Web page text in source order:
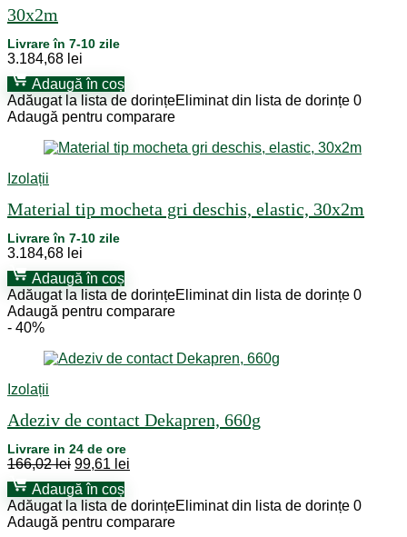
30x2m
Livrare în 7-10 zile
3.184,68 lei
Adaugă în coș
Adăugat la lista de dorințeEliminat din lista de dorințe 0
Adaugă pentru comparare
Izolații
Material tip mocheta gri deschis, elastic, 30x2m
Livrare în 7-10 zile
3.184,68 lei
Adaugă în coș
Adăugat la lista de dorințeEliminat din lista de dorințe 0
Adaugă pentru comparare
- 40%
Izolații
Adeziv de contact Dekapren, 660g
Livrare in 24 de ore
166,02lei Prețul
inițial
a
fost:
166,02 lei.
99,61 lei
99,61 lei.
Adaugă în coș
Adăugat la lista de dorințeEliminat din lista de dorințe 0
Adaugă pentru comparare